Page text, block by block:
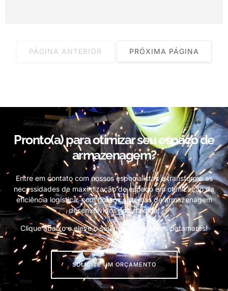
PÁGINA ANTERIOR PRÓXIMA PÁGINA
Pronto(a) para otimizar seu espaço de
armazenagem?
Entre em contato com nossos especialistas e transforme as
necessidades de maximização de espaço em otimização da
eficiência logística, com nossos sistemas de armazenagem
desenvolvidos sob medida!
Clique abaixo e eleve o seu negócio a novos patamares!
SOLICITE UM ORÇAMENTO